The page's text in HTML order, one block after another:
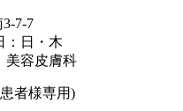
7-7
日・木
美容皮膚科
者様専用)